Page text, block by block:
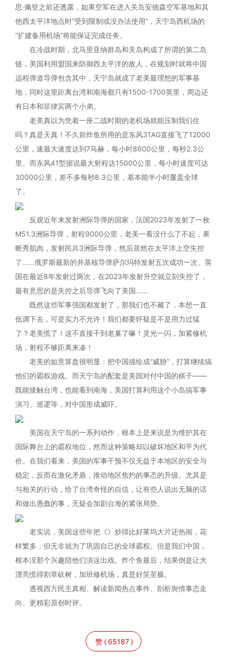
思·佩登之前还透露，如果空军在进入关岛安德森空军基地和其
他西太平洋地点时“受到限制或没办法使用”，天宁岛西机场的
“扩建备用机场”将能保证完成任务。
在冷战时期，北马里亚纳群岛和关岛构成了所谓的第二岛
链，美国利用盟国来防御西太平洋的敌人，在规划时就将中国
远程弹道导弹包含其中，天宁岛就成了老美最理想的军事基
地，同时这里距离台湾和南海都只有1500-1700英里，周边还
有日本和菲律宾两个小弟。
老美真以为凭着一座二战时期的老机场就能压制我们住
吗？真是天真！不久前炸鱼所用的是东风31AG直接飞了12000
公里，速最大速度达到7马赫，每小时8600公里，每秒2.3公
里。而东风41型据说最大射程达15000公里，每小时速度可达
30000公里，差不多每秒8.3公里，基本能半小时覆盖全球
了。
反观近年来发射洲际导弹的国家，法国2023年发射了一枚
M51.3洲际导弹，射程9000公里，老美一看没什么了不起，果
断秀肌肉，发射民兵3洲际导弹，然后居然在太平洋上空失控
了……俄罗斯最新的井基核导弹萨尔玛特发射五次成功一次、英
国在最近8年发射过两次，在2023年发射升空就立刻失控了，
最有意思的是失控之后导弹飞向了美国……
既然这些军事强国都发射了，那我们也不藏了，本想一直
低调下去，可是实力不允许！我们都要怀疑是不是用力过猛
了？老美慌了！这不直接干到老巢了嘛！灵光一闪，加紧修机
场，射程不够距离来凑！
老美的如意算盘很明显：把中国描绘成“威胁”，打算继续搞
他们的霸权游戏。而天宁岛的配套是美国对付中国的棋子——
既能接触台湾，也能看到南海，美国打算利用这个小岛搞军事
演习、巡逻等，对中国形成威吓。
美国在天宁岛的一系列动作，根本上是来说是为维护其在
国际舞台上的霸权地位，然而这种策略却以破坏地区和平为代
价。在我们看来，美国的军事干预不仅无益于本地区的安全与
稳定，反而在激化矛盾，推动地区焦灼的事态的升级。尤其是
与相关的行动，给了台湾奇怪的自信，让有些人说出无脑的话
和做出愚蠢的事，无疑会加剧台海的紧张局势。
老实说，美国这些年把《》炒得比好莱坞大片还热闹，花
样繁多，但无非就为了巩固自己的全球霸权。但是我们中国，
根本没那个兴趣陪他们演这出戏。炸个鱼最后，结果倒是让大
漂亮慌得割草砍树，加班修机场，真是好笑至极。
透视西方民主真相、解读新闻热点事件、剖析舆情事态走
向、更精彩原创时评。
赞 ( 65187)